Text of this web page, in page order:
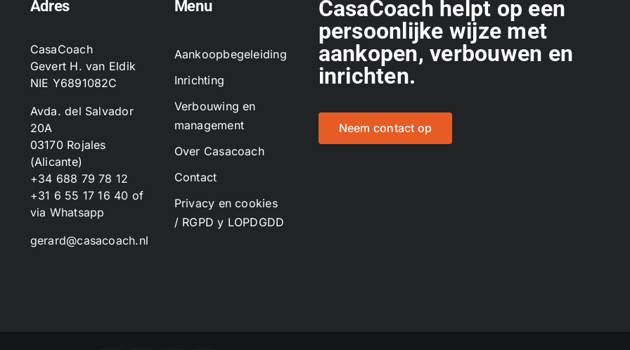
Adres
CasaCoach
Gevert H. van Eldik
NIE Y6891082C
Avda. del Salvador
20A
03170 Rojales
(Alicante)
+34 688 79 78 12
+31 6 55 17 16 40 of
via Whatsapp
gerard@casacoach.nl
Menu
Aankoopbegeleiding
Inrichting
Verbouwing en
management
Over Casacoach
Contact
Privacy en cookies
/ RGPD y LOPDGDD
CasaCoach helpt op een
persoonlijke wijze met
aankopen, verbouwen en
inrichten.
Neem contact op